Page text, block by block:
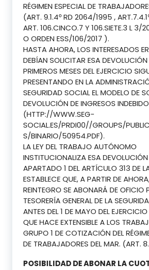
RÉGIMEN ESPECIAL DE
(ART. 9.1.4º RD 2064/1995 ,
ART. 106.CINCO.7 Y 106.SIETE.3 L 3/
O ORDEN ESS/106/2017 ).
HASTA AHORA, LOS INTERESADOS
DEBÍAN SOLICITAR ESA
PRIMEROS MESES DEL EJERCICIO
PRESENTANDO EN LA
SEGURIDAD SOCIAL EL MODELO DE
DEVOLUCIÓN DE INGRESOS
(HTTP://WWW.SEG-
SOCIAL.ES/PRDI00//GROUPS/
S/BINARIO/50954.PDF).
LA LEY DEL TRABAJO AUTÓNOMO
INSTITUCIONALIZA ESA
APARTADO 1 DEL ARTÍCULO 313 DE
ESTABLECE QUE, A PARTIR DE
REINTEGRO SE ABONARÁ DE OFICIO
TESORERÍA GENERAL DE LA
ANTES DEL 1 DE MAYO DEL
QUE HACE EXTENSIBLE A LOS
GRUPO 1 DE COTIZACIÓN DEL
DE TRABAJADORES DEL MAR. (ART.
POSIBILIDAD DE ABONAR LA